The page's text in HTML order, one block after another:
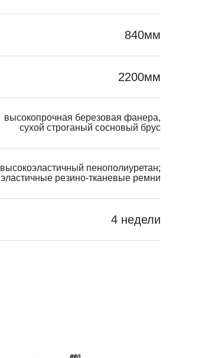
840мм
2200мм
высокопрочная березовая фанера,
сухой строганый сосновый брус
высокоэластичный пенополиуретан;
эластичные резино-тканевые ремни
4 недели